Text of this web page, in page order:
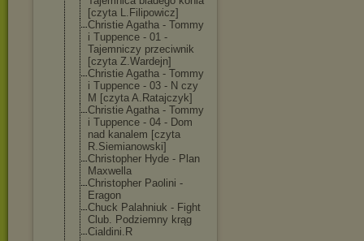
[czyta L.Filipowicz]
Christie Agatha - Tommy
i Tuppence - 01 -
Tajemniczy przeciwnik
[czyta Z.Wardejn]
Christie Agatha - Tommy
i Tuppence - 03 - N czy
M [czyta A.Ratajczyk]
Christie Agatha - Tommy
i Tuppence - 04 - Dom
nad kanalem [czyta
R.Siemianowski]
Christopher Hyde - Plan
Maxwella
Christopher Paolini -
Eragon
Chuck Palahniuk - Fight
Club. Podziemny krąg
Cialdini.R